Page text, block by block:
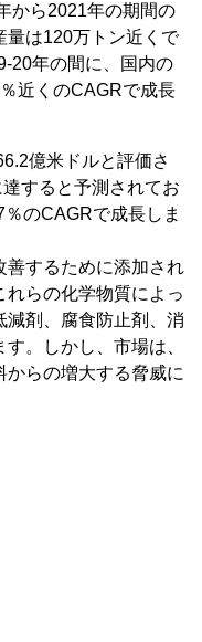
から2021年の期間の
量は120万トン近くで
20年の間に、国内の
近くのCAGRで成長
億米ドルと評価さ
すると予測されてお
のCAGRで成長しま
善するために添加され
れらの化学物質によっ
剤、腐食防止剤、消
。しかし、市場は、
からの増大する脅威に